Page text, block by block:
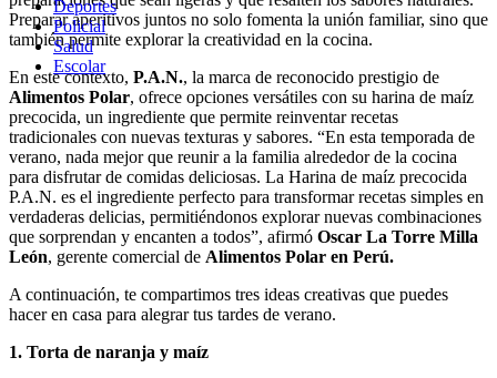
Deportes
Policial
Salud
Escolar
Preparar aperitivos juntos no solo fomenta la unión familiar, sino que
también permite explorar la creatividad en la cocina.
En este contexto, P.A.N., la marca de reconocido prestigio de
Alimentos Polar, ofrece opciones versátiles con su harina de maíz
precocida, un ingrediente que permite reinventar recetas
tradicionales con nuevas texturas y sabores. “En esta temporada de
verano, nada mejor que reunir a la familia alrededor de la cocina
para disfrutar de comidas deliciosas. La Harina de maíz precocida
P.A.N. es el ingrediente perfecto para transformar recetas simples en
verdaderas delicias, permitiéndonos explorar nuevas combinaciones
que sorprendan y encanten a todos”, afirmó Oscar La Torre Milla
León, gerente comercial de Alimentos Polar en Perú.
A continuación, te compartimos tres ideas creativas que puedes
hacer en casa para alegrar tus tardes de verano.
1. Torta de naranja y maíz